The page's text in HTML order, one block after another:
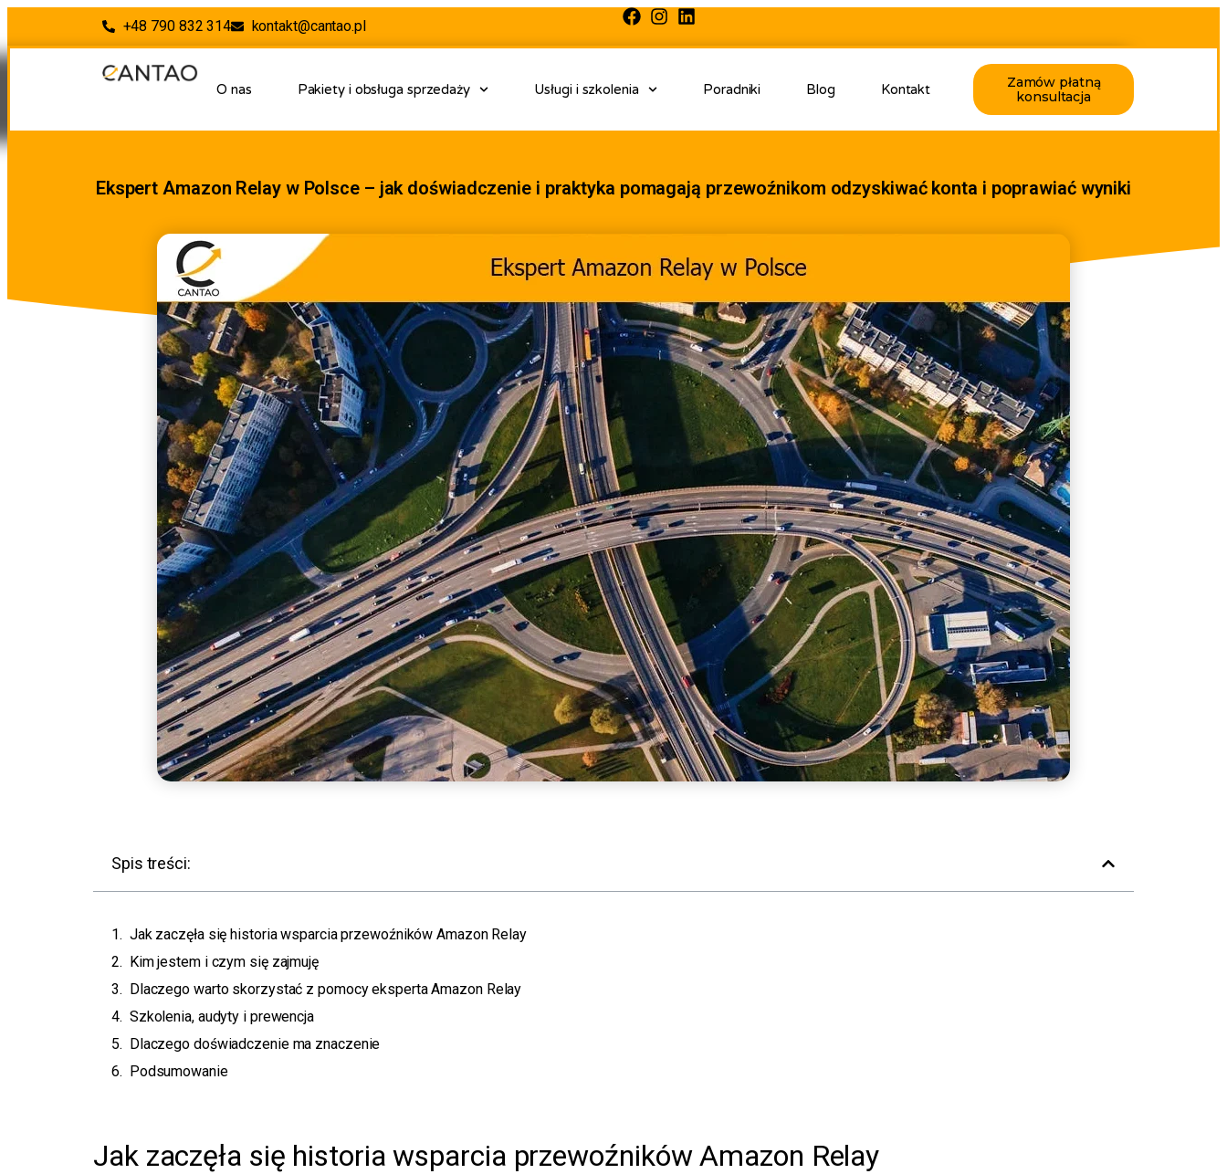
+48 790 832 314 kontakt@cantao.pl
O nas Pakiety i obsługa sprzedaży Usługi i szkolenia Poradniki Blog Kontakt
Zamów płatną
konsultacja
Ekspert Amazon Relay w Polsce – jak doświadczenie i praktyka pomagają przewoźnikom odzyskiwać konta i poprawiać wyniki
Spis treści:
Jak zaczęła się historia wsparcia przewoźników Amazon Relay
Kim jestem i czym się zajmuję
Dlaczego warto skorzystać z pomocy eksperta Amazon Relay
Szkolenia, audyty i prewencja
Dlaczego doświadczenie ma znaczenie
Podsumowanie
Jak zaczęła się historia wsparcia przewoźników Amazon Relay